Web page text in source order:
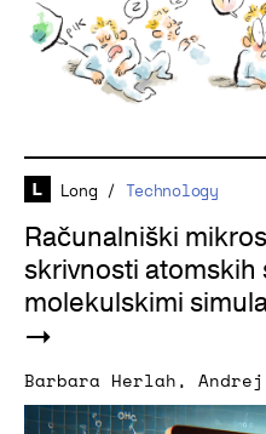
Long / Technology
Računalniški
skrivnosti atomskih
molekulskimi
Barbara Herlah,